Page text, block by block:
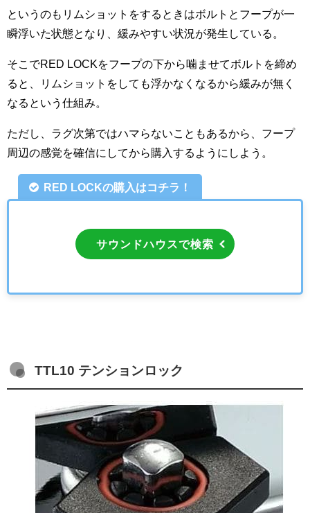
というのもリムショットをするときはボルトとフープが一
瞬浮いた状態となり、緩みやすい状況が発生している。
そこでRED LOCKをフープの下から噛ませてボルトを締め
ると、リムショットをしても浮かなくなるから緩みが無く
なるという仕組み。
ただし、ラグ次第ではハマらないこともあるから、フープ
周辺の感覚を確信にしてから購入するようにしよう。
RED LOCKの購入はコチラ！
サウンドハウスで検索
TTL10 テンションロック